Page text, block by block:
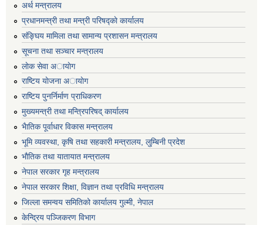
अर्थ मन्त्रालय
प्रधानमन्त्री तथा मन्त्री परिषद्काे कार्यालय
संङ्घिय मामिला तथा सामान्य प्रशासन मन्त्रालय
सूचना तथा सञ्चार मन्त्रालय
लाेक सेवा अायाेग
राष्टिय याेजना अायाेग
राष्टिय पुनर्निर्माण प्राधिकरण
मुख्यमन्त्री तथा मन्त्रिपरिषद् कार्यालय
भैातिक पूर्वाधार विकास मन्त्रालय
भूमि व्यवस्था, कृषि तथा सहकारी मन्त्रालय, लु्म्बिनी प्रदेश
भाैतिक तथा यातायात मन्त्रालय
नेपाल सरकार गृह मन्त्रालय
नेपाल सरकार शिक्षा, विज्ञान तथा प्रविधि मन्त्रालय
जिल्ला समन्वय समितिको कार्यालय गुल्मी, नेपाल
केन्द्रिय पञ्जिकरण विभाग